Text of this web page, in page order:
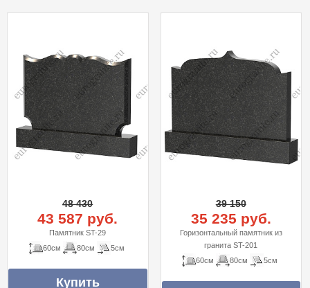
48 430
43 587 руб.
Памятник ST-29
60см
80см 5см
39 150
35 235 руб.
Горизонтальный памятник из
гранита ST-201
60см
80см 5см